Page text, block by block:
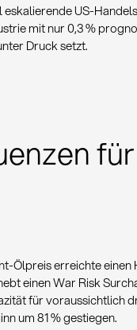
eskalierende US-
mit nur 0,3 %
Druck setzt.
Ölpreis erreichte
einen War Risk
für voraussichtlich
um 81 % gestiegen.